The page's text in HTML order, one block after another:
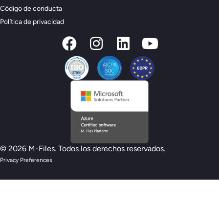
Código de conducta
Política de privacidad
© 2026 M-Files. Todos los derechos reservados.
Privacy Preferences
Nuevo modelo de preparación M-Files :